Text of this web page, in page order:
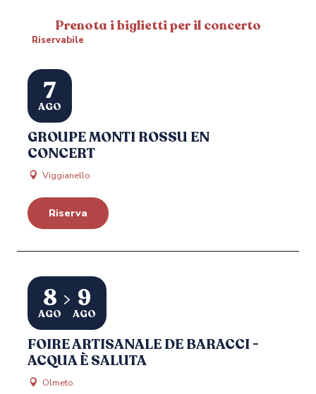
Prenota i biglietti per il concerto
7
AGO
GROUPE MONTI ROSSU EN
CONCERT
Viggianello
Riserva
Riservabile
8
AGO
9
AGO
FOIRE ARTISANALE DE BARACCI -
ACQUA È SALUTA
Olmeto